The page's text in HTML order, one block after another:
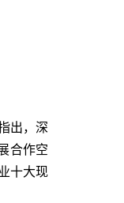
出，深
合作空
十大现